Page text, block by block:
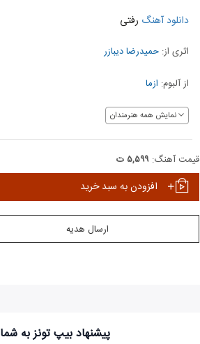
دانلود آهنگ رفتی
اثری از: حمیدرضا دیبازر
از آلبوم: ازما
نمایش همه هنرمندان
قیمت آهنگ: ۵,۵۹۹ ت
افزودن به سبد خرید
ارسال هدیه
پیشنهاد بیپ تونز به شما